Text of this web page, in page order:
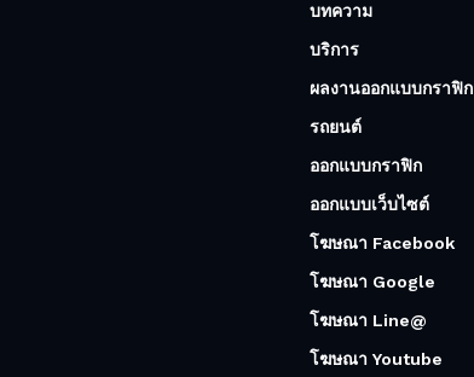
บทความ
บริการ
ผลงานออกแบบกราฟิก
รถยนต์
ออกแบบกราฟิก
ออกแบบเว็บไซต์
โฆษณา Facebook
โฆษณา Google
โฆษณา Line@
โฆษณา Youtube